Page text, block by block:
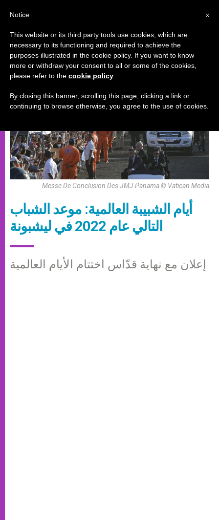
دورات مؤقّتة,شبيبة
Messe De Conclusion Des JMJ Panama © Vatican Media
أيام الشبيبة العالمية: موعد الشباب
التالي عام 2022 في ليشبونة
إعلان مع نهاية قدّاس اختتام الأيام العالمية
x
Notice
This website or its third party tools use cookies, which are
necessary to its functioning and required to achieve the
purposes illustrated in the cookie policy. If you want to know
more or withdraw your consent to all or some of the cookies,
please refer to the cookie policy
By closing this banner, scrolling this page, clicking a link or
continuing to browse otherwise, you agree to the use of cookies.